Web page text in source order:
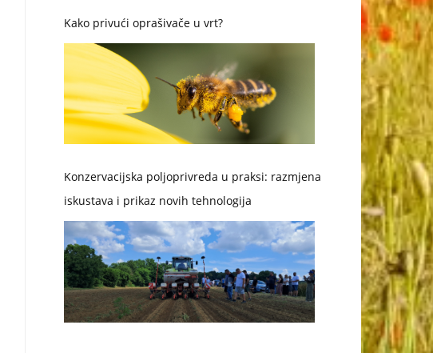
Kako privući oprašivače u vrt?
Konzervacijska poljoprivreda u praksi: razmjena
iskustava i prikaz novih tehnologija